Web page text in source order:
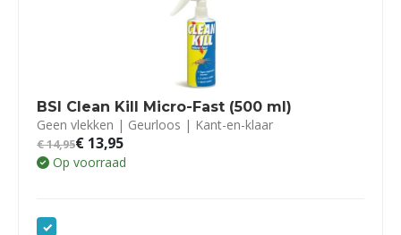
BSI Clean Kill Micro-Fast (500 ml)
Geen vlekken | Geurloos | Kant-en-klaar
€14,95€ 13,95
Op voorraad